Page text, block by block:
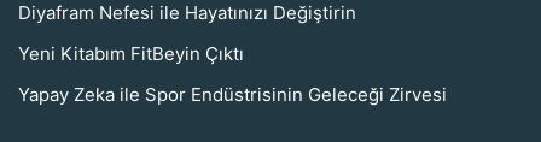
Diyafram Nefesi ile Hayatınızı Değiştirin
Yeni Kitabım FitBeyin Çıktı
Yapay Zeka ile Spor Endüstrisinin Geleceği Zirvesi